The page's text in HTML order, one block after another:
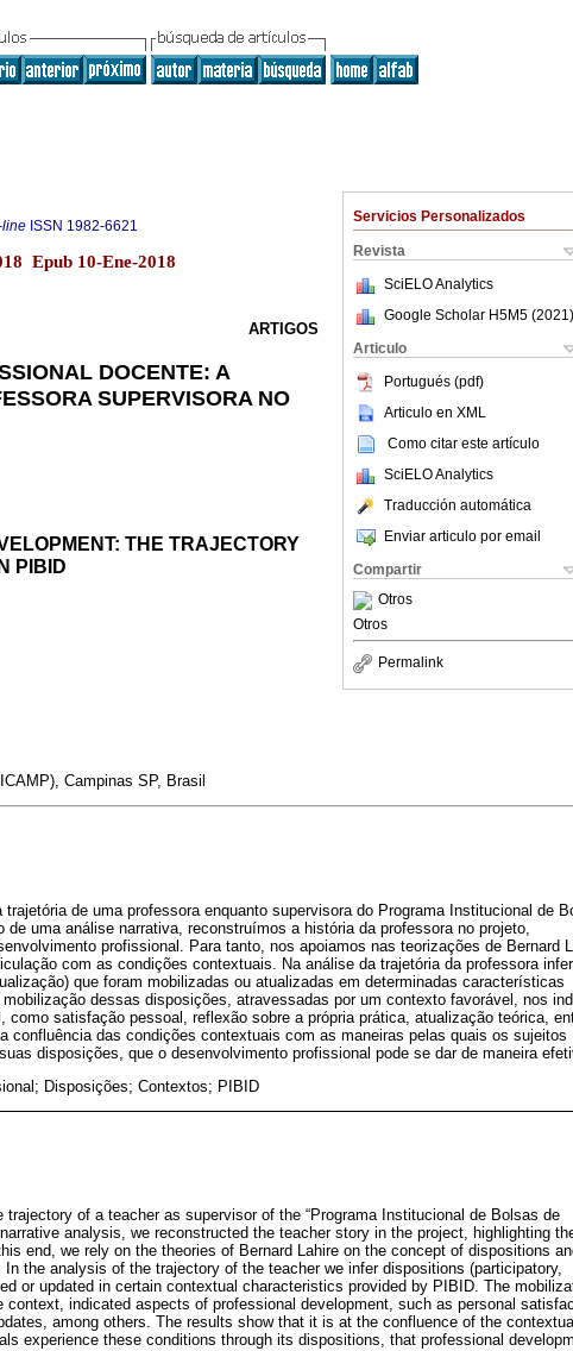
Servicios Personalizados
Revista
SciELO Analytics
Google Scholar H5M5 (2021 )
Articulo
Portugués (pdf)
Articulo en XML
Como citar este artículo
SciELO Analytics
Traducción automática
Enviar articulo por email
Compartir
Otros
Otros
Permalink
line ISSN 1982-6621
Epub 10-Ene-2018
ARTIGOS
DOCENTE: A
SUPERVISORA NO
THE TRAJECTORY
PIBID
Campinas SP, Brasil
de uma professora enquanto supervisora do Programa Institucional de
uma análise narrativa, reconstruímos a história da professora no projeto,
profissional. Para tanto, nos apoiamos nas teorizações de Bernard
com as condições contextuais. Na análise da trajetória da professora
que foram mobilizadas ou atualizadas em determinadas características
dessas disposições, atravessadas por um contexto favorável, nos
como satisfação pessoal, reflexão sobre a própria prática, atualização teórica,
confluência das condições contextuais com as maneiras pelas quais os sujeitos
disposições, que o desenvolvimento profissional pode se dar de maneira
Disposições; Contextos; PIBID
of a teacher as supervisor of the “Programa Institucional de Bolsas de
analysis, we reconstructed the teacher story in the project, highlighting
end, we rely on the theories of Bernard Lahire on the concept of dispositions
the analysis of the trajectory of the teacher we infer dispositions (participatory,
or updated in certain contextual characteristics provided by PIBID. The
indicated aspects of professional development, such as personal
among others. The results show that it is at the confluence of the
experience these conditions through its dispositions, that professional